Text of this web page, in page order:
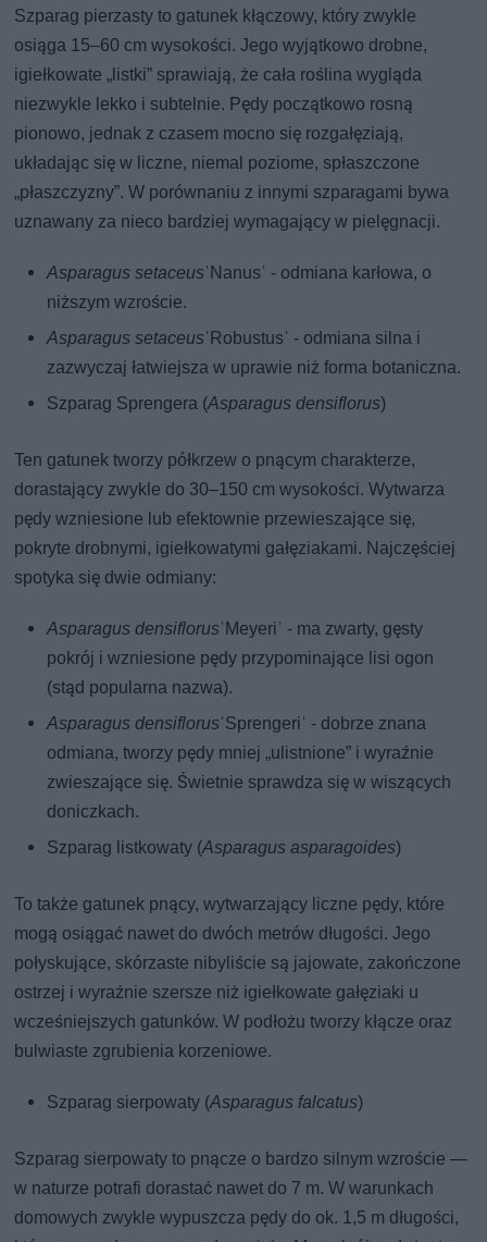
Szparag pierzasty to gatunek kłączowy, który zwykle
osiąga 15–60 cm wysokości. Jego wyjątkowo drobne,
igiełkowate „listki” sprawiają, że cała roślina wygląda
niezwykle lekko i subtelnie. Pędy początkowo rosną
pionowo, jednak z czasem mocno się rozgałęziają,
układając się w liczne, niemal poziome, spłaszczone
„płaszczyzny”. W porównaniu z innymi szparagami bywa
uznawany za nieco bardziej wymagający w pielęgnacji.
Asparagus setaceusˈNanusˈ - odmiana karłowa, o
niższym wzroście.
Asparagus setaceusˈRobustusˈ - odmiana silna i
zazwyczaj łatwiejsza w uprawie niż forma botaniczna.
Szparag Sprengera (Asparagus densiflorus)
Ten gatunek tworzy półkrzew o pnącym charakterze,
dorastający zwykle do 30–150 cm wysokości. Wytwarza
pędy wzniesione lub efektownie przewieszające się,
pokryte drobnymi, igiełkowatymi gałęziakami. Najczęściej
spotyka się dwie odmiany:
Asparagus densiflorusˈMeyeriˈ - ma zwarty, gęsty
pokrój i wzniesione pędy przypominające lisi ogon
(stąd popularna nazwa).
Asparagus densiflorusˈSprengeriˈ - dobrze znana
odmiana, tworzy pędy mniej „ulistnione” i wyraźnie
zwieszające się. Świetnie sprawdza się w wiszących
doniczkach.
Szparag listkowaty (Asparagus asparagoides)
To także gatunek pnący, wytwarzający liczne pędy, które
mogą osiągać nawet do dwóch metrów długości. Jego
połyskujące, skórzaste nibyliście są jajowate, zakończone
ostrzej i wyraźnie szersze niż igiełkowate gałęziaki u
wcześniejszych gatunków. W podłożu tworzy kłącze oraz
bulwiaste zgrubienia korzeniowe.
Szparag sierpowaty (Asparagus falcatus)
Szparag sierpowaty to pnącze o bardzo silnym wzroście —
w naturze potrafi dorastać nawet do 7 m. W warunkach
domowych zwykle wypuszcza pędy do ok. 1,5 m długości,